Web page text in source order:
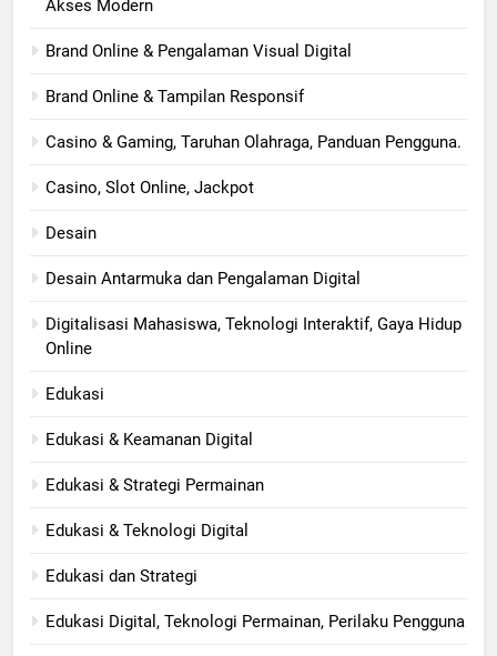
Akses Modern
Brand Online & Pengalaman Visual Digital
Brand Online & Tampilan Responsif
Casino & Gaming, Taruhan Olahraga, Panduan Pengguna.
Casino, Slot Online, Jackpot
Desain
Desain Antarmuka dan Pengalaman Digital
Digitalisasi Mahasiswa, Teknologi Interaktif, Gaya Hidup
Online
Edukasi
Edukasi & Keamanan Digital
Edukasi & Strategi Permainan
Edukasi & Teknologi Digital
Edukasi dan Strategi
Edukasi Digital, Teknologi Permainan, Perilaku Pengguna